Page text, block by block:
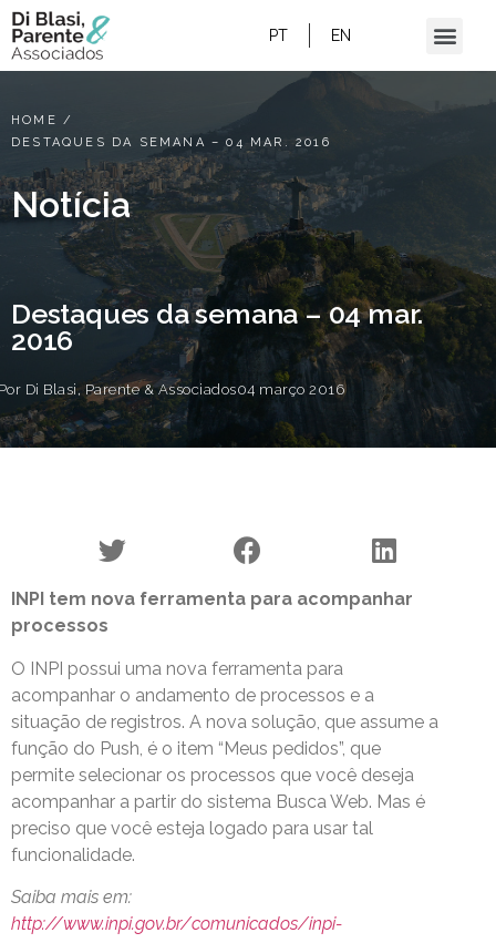
PT EN
HOME /
DESTAQUES DA SEMANA – 04 MAR. 2016
Notícia
Destaques da semana – 04 mar.
2016
Di Blasi, Parente & Associados04 março 2016
INPI tem nova ferramenta para acompanhar
processos
O INPI possui uma nova ferramenta para
acompanhar o andamento de processos e a
situação de registros. A nova solução, que assume a
função do Push, é o item “Meus pedidos”, que
permite selecionar os processos que você deseja
acompanhar a partir do sistema Busca Web. Mas é
preciso que você esteja logado para usar tal
funcionalidade.
Saiba mais em:
http://www.inpi.gov.br/comunicados/inpi-